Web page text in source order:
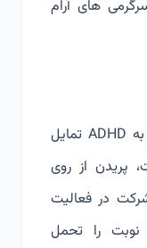
های آرام
کودکان نوپا و پیش دبستانی مبتلا به ADHD تمایل
پریدن از روی
در فعالیت
را تحمل